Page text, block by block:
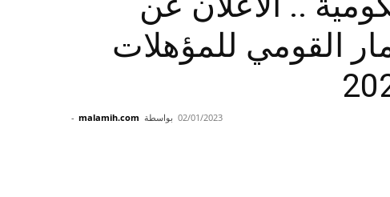
القومي للمؤهلات
بواسطة malamih.com
- 02/01/2023